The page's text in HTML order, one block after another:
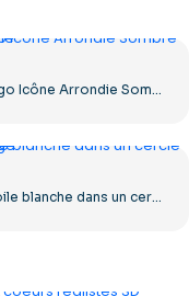
Logo Icône Arrondie Sombre Apple
Étoile blanche dans un cercle rouge